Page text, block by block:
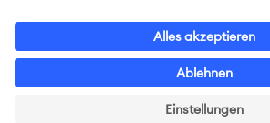
Erklärung zur Barrierefreiheit
© 2026 Initiative „Schulen: Partner der